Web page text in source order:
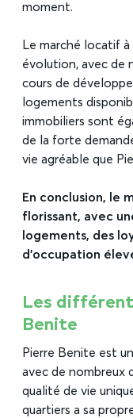
moment.
Le marché locatif
évolution, avec de
cours de
logements
immobiliers sont
de la forte
vie agréable que
En conclusion, le
florissant, avec
logements, des
d’occupation
Les
Benite
Pierre Benite est
avec de nombreux
qualité de vie
quartiers a sa